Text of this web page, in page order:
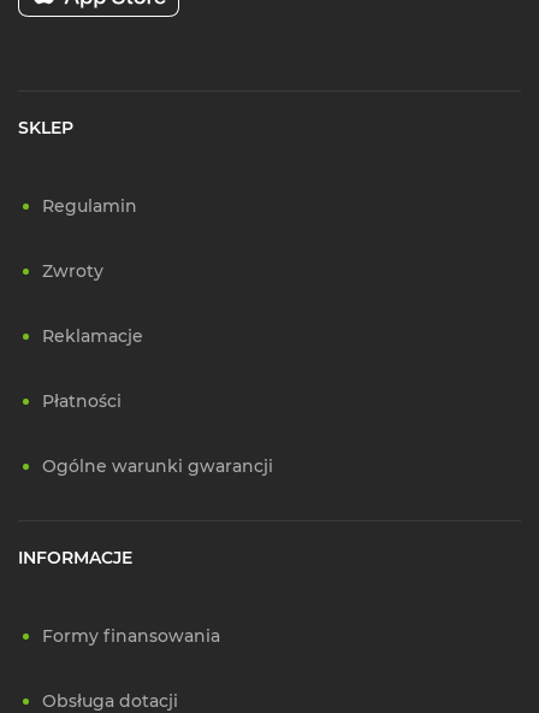
SKLEP
Regulamin
Zwroty
Reklamacje
Płatności
Ogólne warunki gwarancji
INFORMACJE
Formy finansowania
Obsługa dotacji